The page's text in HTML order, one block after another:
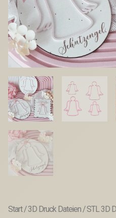
Start/3D Druck Dateien / STL 3D